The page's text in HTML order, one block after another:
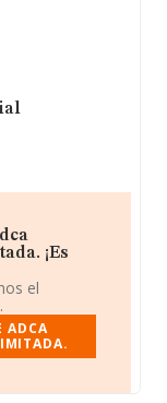
¡Es
el
ADCA